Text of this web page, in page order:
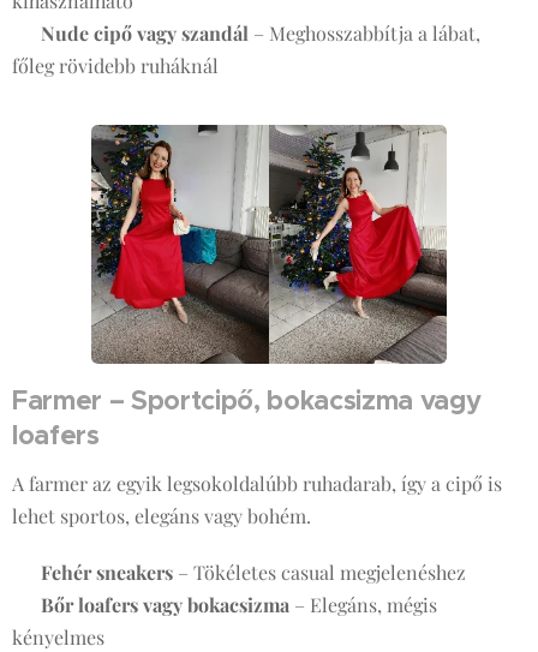
Nude cipővagy szandál – Meghosszabbítja a lábat,
főleg rövidebb ruháknál
Farmer – Sportcipő, bokacsizma vagy
loafers
A farmer az egyik legsokoldalúbb ruhadarab, így a cipő is
lehet sportos, elegáns vagy bohém.
Fehér sneakers – Tökéletes casual megjelenéshez
Bőr loafers vagy bokacsizma – Elegáns, mégis
kényelmes